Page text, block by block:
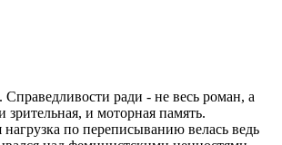
ради - не весь роман, а
и моторная память.
по переписыванию велась ведь